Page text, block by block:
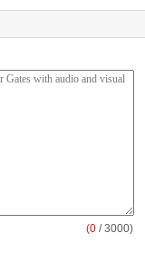
(0 / 3000)